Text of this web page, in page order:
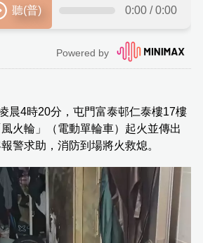
晨4時20分，屯門富泰邨仁泰樓17樓
火輪」（電動單輪車）起火並傳出
警求助，消防到場將火救熄。